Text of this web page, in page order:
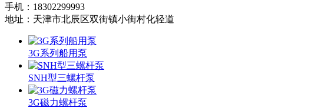
手机：18302299993
地址：天津市北辰区双街镇小街村化轻道
3G系列船用泵
SNH型三螺杆泵
3G磁力螺杆泵